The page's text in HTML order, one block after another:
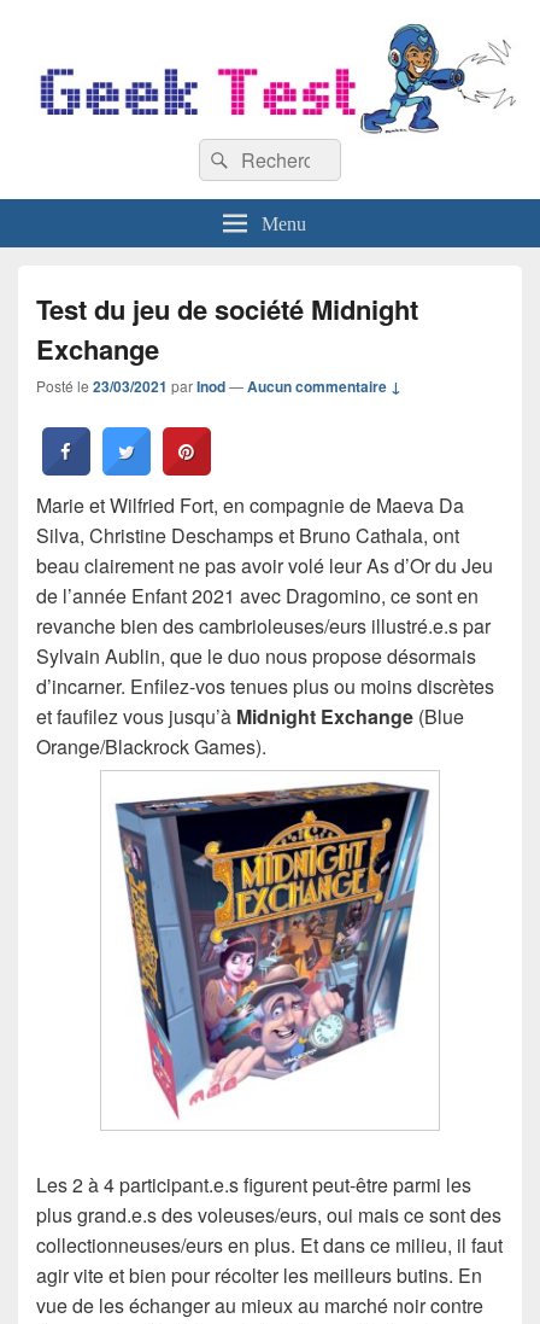
Recherche :
Rechercher
Menu
Test du jeu de société Midnight
Exchange
Posté le 23/03/2021 parInod—Aucun commentaire ↓
Marie et Wilfried Fort, en compagnie de Maeva Da
Silva, Christine Deschamps et Bruno Cathala, ont
beau clairement ne pas avoir volé leur As d’Or du Jeu
de l’année Enfant 2021 avec Dragomino, ce sont en
revanche bien des cambrioleuses/eurs illustré.e.s par
Sylvain Aublin, que le duo nous propose désormais
d’incarner. Enfilez-vos tenues plus ou moins discrètes
et faufilez vous jusqu’à Midnight Exchange (Blue
Orange/Blackrock Games).
Les 2 à 4 participant.e.s figurent peut-être parmi les
plus grand.e.s des voleuses/eurs, oui mais ce sont des
collectionneuses/eurs en plus. Et dans ce milieu, il faut
agir vite et bien pour récolter les meilleurs butins. En
vue de les échanger au mieux au marché noir contre